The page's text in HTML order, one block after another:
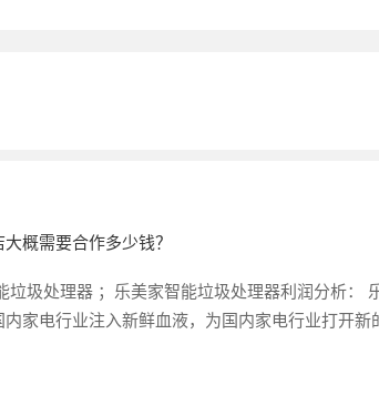
概需要合作多少钱？
垃圾处理器 ；乐美家智能垃圾处理器利润分析：
家电行业注入新鲜血液，为国内家电行业打开新
希望! 与自成体系、泾渭分明的黑电、白电相比
”的印象。然而，随着生活水平的持续提高，追求